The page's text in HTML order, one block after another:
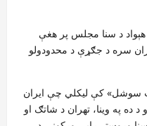
د سنا مجلس پر هغې
سره د جګړې د محدودولو
سوشل» کې لیکلي چې ایران
په وینا، تهران د شاتګ او